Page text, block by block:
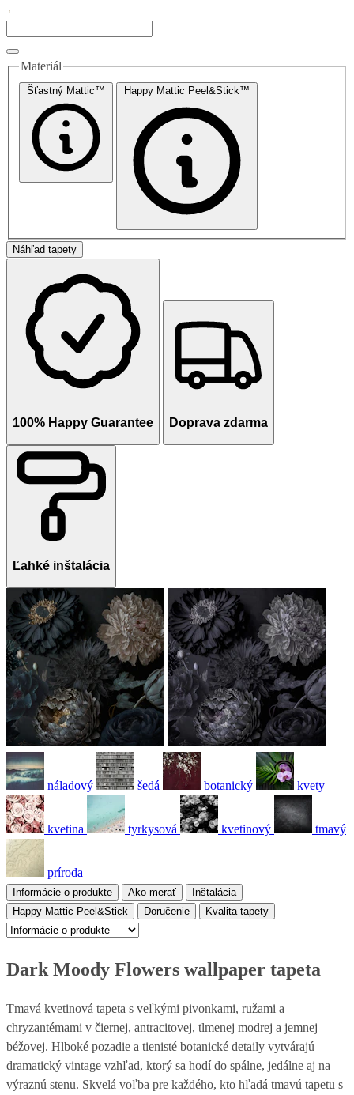
Materiál
Šťastný Mattic™ Happy Mattic Peel&Stick™
Náhľad tapety
100% Happy Guarantee Doprava zdarma
Ľahké inštalácia
náladový šedá botanický kvety
kvetina tyrkysová kvetinový tmavý
príroda
Informácie o produkte Ako merať
Inštalácia
Happy Mattic Peel&Stick
Doručenie Kvalita tapety
Dark Moody Flowers wallpaper tapeta
Tmavá kvetinová tapeta s veľkými pivonkami, ružami a
chryzantémami v čiernej, antracitovej, tlmenej modrej a jemnej
béžovej. Hlboké pozadie a tienisté botanické detaily vytvárajú
dramatický vintage vzhľad, ktorý sa hodí do spálne, jedálne aj na
výraznú stenu. Skvelá voľba pre každého, kto hľadá tmavú tapetu s